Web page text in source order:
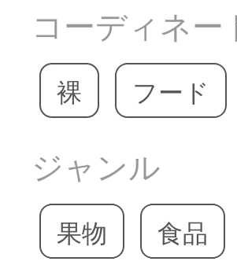
コーディネー
裸 フード
ジャンル
果物 食品